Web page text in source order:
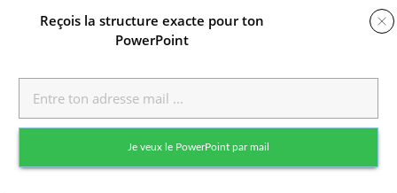
Reçois la structure exacte pour ton
PowerPoint
Je veux le PowerPoint par mail